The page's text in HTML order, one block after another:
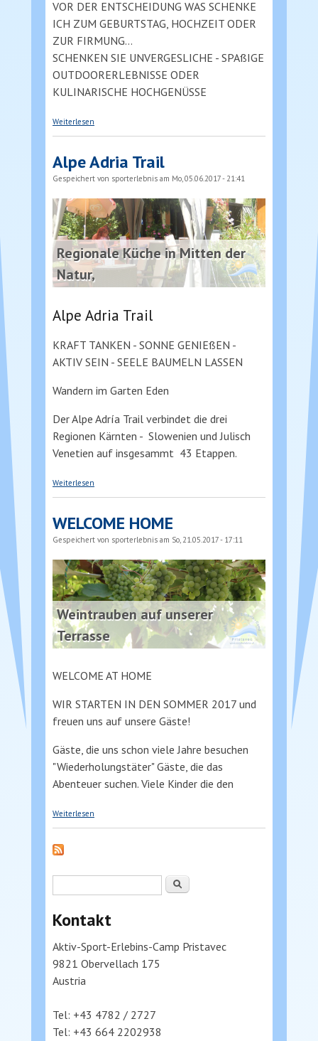
VOR DER ENTSCHEIDUNG WAS SCHENKE
ICH ZUM GEBURTSTAG, HOCHZEIT ODER
ZUR FIRMUNG...
SCHENKEN SIE UNVERGESLICHE - SPAßIGE
OUTDOORERLEBNISSE ODER
KULINARISCHE HOCHGENÜSSE
Weiterlesen
Alpe Adria Trail
Gespeichert von sporterlebnis am Mo, 05.06.2017 - 21:41
Regionale Küche in Mitten der
Natur,
Alpe Adria Trail
KRAFT TANKEN - SONNE GENIEßEN -
AKTIV SEIN - SEELE BAUMELN LASSEN
Wandern im Garten Eden
Der Alpe Adría Trail verbindet die drei
Regionen Kärnten - Slowenien und Julisch
Venetien auf insgesammt 43 Etappen.
Weiterlesen
WELCOME HOME
Gespeichert von sporterlebnis am So, 21.05.2017 - 17:11
Weintrauben auf unserer
Terrasse
WELCOME AT HOME
WIR STARTEN IN DEN SOMMER 2017 und
freuen uns auf unsere Gäste!
Gäste, die uns schon viele Jahre besuchen
"Wiederholungstäter" Gäste, die das
Abenteuer suchen. Viele Kinder die den
Weiterlesen
Suche
Kontakt
Aktiv-Sport-Erlebins-Camp Pristavec
9821 Obervellach 175
Austria
Tel: +43 4782 / 2727
Tel: +43 664 2202938